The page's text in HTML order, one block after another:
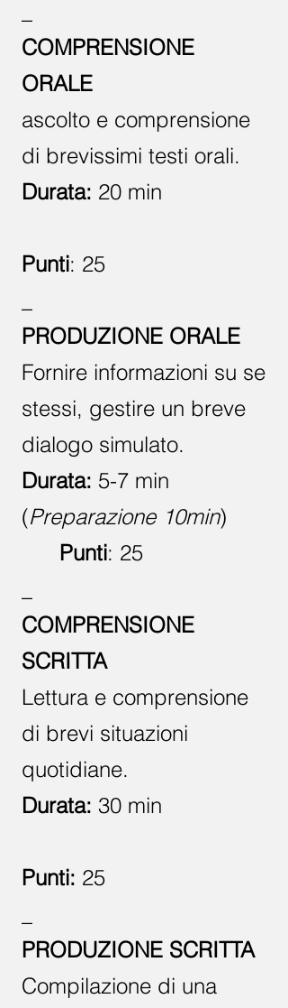
COMPRENSIONE
ORALE
ascolto e comprensione
di brevissimi testi orali.
Durata: 20 min
Punti: 25
PRODUZIONE ORALE
Fornire informazioni su se
stessi, gestire un breve
dialogo simulato.
Durata: 5-7 min
(Preparazione 10min)
Punti: 25
COMPRENSIONE
SCRITTA
Lettura e comprensione
di brevi situazioni
quotidiane.
Durata: 30 min
Punti: 25
PRODUZIONE SCRITTA
Compilazione di una